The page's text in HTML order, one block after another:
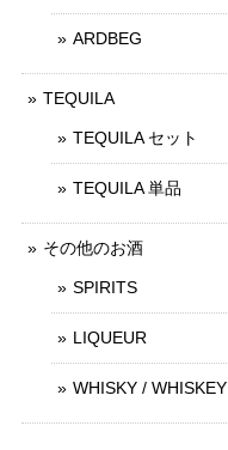
ARDBEG
TEQUILA
TEQUILA セット
TEQUILA 単品
その他のお酒
SPIRITS
LIQUEUR
WHISKY / WHISKEY